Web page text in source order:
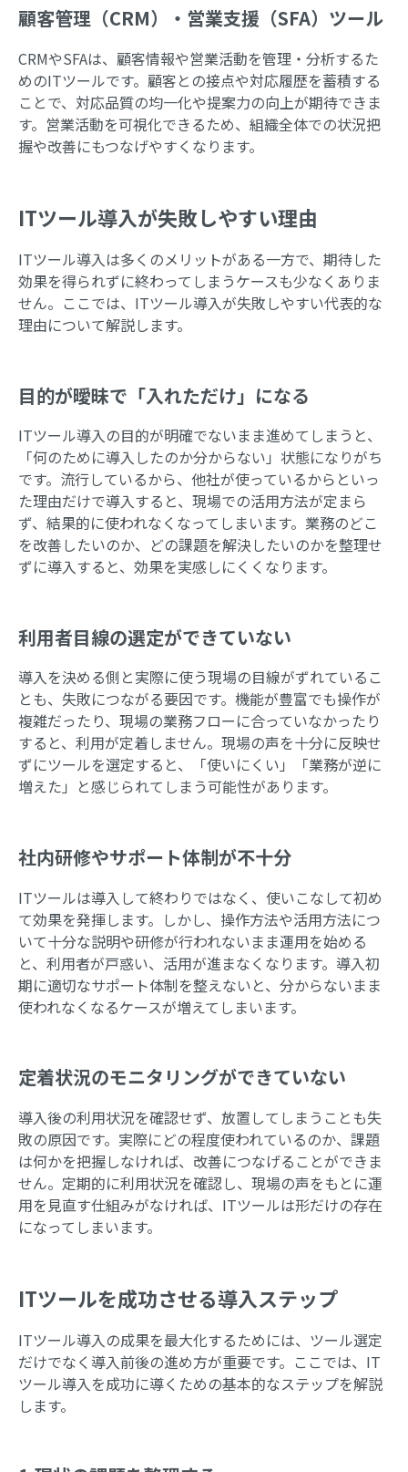
顧客管理（CRM）・営業支援（SFA）ツール
CRMやSFAは、顧客情報や営業活動を管理・分析するた
めのITツールです。顧客との接点や対応履歴を蓄積する
ことで、対応品質の均一化や提案力の向上が期待できま
す。営業活動を可視化できるため、組織全体での状況把
握や改善にもつなげやすくなります。
ITツール導入が失敗しやすい理由
ITツール導入は多くのメリットがある一方で、期待した
効果を得られずに終わってしまうケースも少なくありま
せん。ここでは、ITツール導入が失敗しやすい代表的な
理由について解説します。
目的が曖昧で「入れただけ」になる
ITツール導入の目的が明確でないまま進めてしまうと、
「何のために導入したのか分からない」状態になりがち
です。流行しているから、他社が使っているからといっ
た理由だけで導入すると、現場での活用方法が定まら
ず、結果的に使われなくなってしまいます。業務のどこ
を改善したいのか、どの課題を解決したいのかを整理せ
ずに導入すると、効果を実感しにくくなります。
利用者目線の選定ができていない
導入を決める側と実際に使う現場の目線がずれているこ
とも、失敗につながる要因です。機能が豊富でも操作が
複雑だったり、現場の業務フローに合っていなかったり
すると、利用が定着しません。現場の声を十分に反映せ
ずにツールを選定すると、「使いにくい」「業務が逆に
増えた」と感じられてしまう可能性があります。
社内研修やサポート体制が不十分
ITツールは導入して終わりではなく、使いこなして初め
て効果を発揮します。しかし、操作方法や活用方法につ
いて十分な説明や研修が行われないまま運用を始める
と、利用者が戸惑い、活用が進まなくなります。導入初
期に適切なサポート体制を整えないと、分からないまま
使われなくなるケースが増えてしまいます。
定着状況のモニタリングができていない
導入後の利用状況を確認せず、放置してしまうことも失
敗の原因です。実際にどの程度使われているのか、課題
は何かを把握しなければ、改善につなげることができま
せん。定期的に利用状況を確認し、現場の声をもとに運
用を見直す仕組みがなければ、ITツールは形だけの存在
になってしまいます。
ITツールを成功させる導入ステップ
ITツール導入の成果を最大化するためには、ツール選定
だけでなく導入前後の進め方が重要です。ここでは、IT
ツール導入を成功に導くための基本的なステップを解説
します。